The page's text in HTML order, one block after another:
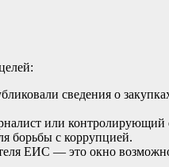
сведения о
или контролирующий
борьбы с коррупцией.
ЕИС — это окно